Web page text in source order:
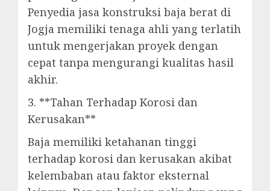
Penyedia jasa konstruksi baja berat di
Jogja memiliki tenaga ahli yang terlatih
untuk mengerjakan proyek dengan
cepat tanpa mengurangi kualitas hasil
akhir.
3. **Tahan Terhadap Korosi dan
Kerusakan**
Baja memiliki ketahanan tinggi
terhadap korosi dan kerusakan akibat
kelembaban atau faktor eksternal